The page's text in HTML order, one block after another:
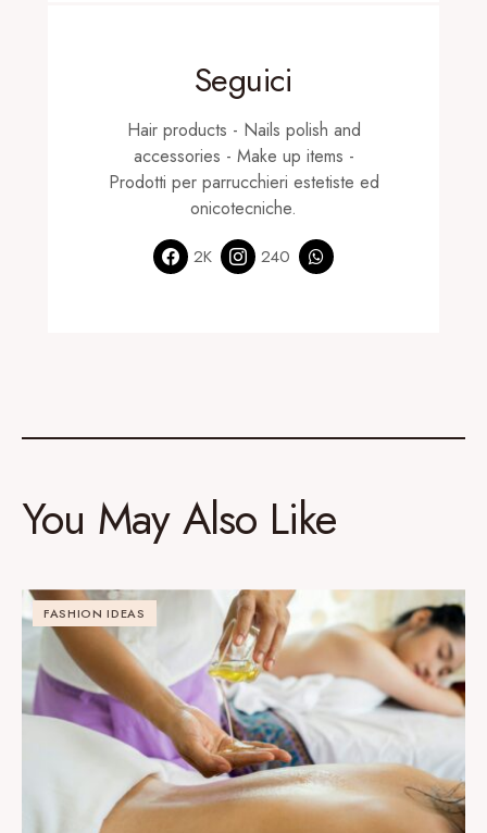
Seguici
Hair products - Nails polish and
accessories - Make up items -
Prodotti per parrucchieri estetiste ed
onicotecniche.
2K 240
You May Also Like
FASHION IDEAS